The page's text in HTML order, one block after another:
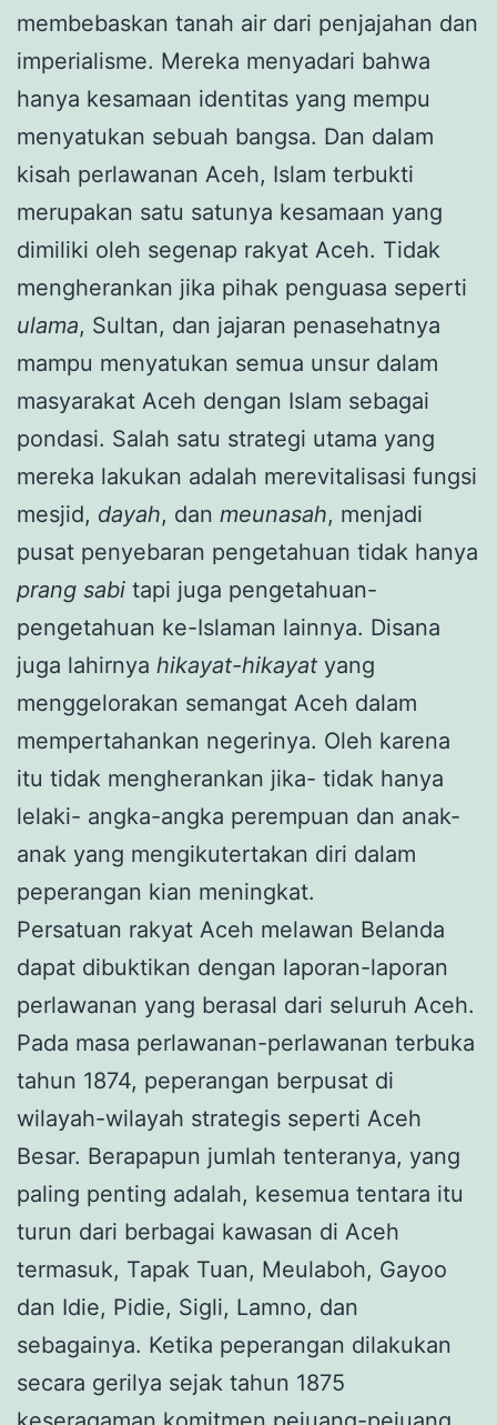
membebaskan tanah air dari penjajahan dan
imperialisme. Mereka menyadari bahwa
hanya kesamaan identitas yang mempu
menyatukan sebuah bangsa. Dan dalam
kisah perlawanan Aceh, Islam terbukti
merupakan satu satunya kesamaan yang
dimiliki oleh segenap rakyat Aceh. Tidak
mengherankan jika pihak penguasa seperti
ulama, Sultan, dan jajaran penasehatnya
mampu menyatukan semua unsur dalam
masyarakat Aceh dengan Islam sebagai
pondasi. Salah satu strategi utama yang
mereka lakukan adalah merevitalisasi fungsi
mesjid, dayah, dan meunasah, menjadi
pusat penyebaran pengetahuan tidak hanya
prang sabi tapi juga pengetahuan-
pengetahuan ke-Islaman lainnya. Disana
juga lahirnya hikayat-hikayat yang
menggelorakan semangat Aceh dalam
mempertahankan negerinya. Oleh karena
itu tidak mengherankan jika- tidak hanya
lelaki- angka-angka perempuan dan anak-
anak yang mengikutertakan diri dalam
peperangan kian meningkat.
Persatuan rakyat Aceh melawan Belanda
dapat dibuktikan dengan laporan-laporan
perlawanan yang berasal dari seluruh Aceh.
Pada masa perlawanan-perlawanan terbuka
tahun 1874, peperangan berpusat di
wilayah-wilayah strategis seperti Aceh
Besar. Berapapun jumlah tenteranya, yang
paling penting adalah, kesemua tentara itu
turun dari berbagai kawasan di Aceh
termasuk, Tapak Tuan, Meulaboh, Gayoo
dan Idie, Pidie, Sigli, Lamno, dan
sebagainya. Ketika peperangan dilakukan
secara gerilya sejak tahun 1875